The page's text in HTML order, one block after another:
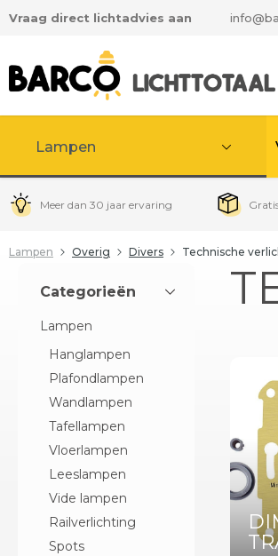
hoofdinhoud
Vraag direct lichtadvies aan
Lampen
Meer dan 30 jaar ervaring
Lampen Overig Divers Technische
Categorieën
Lampen
Hanglampen
Plafondlampen
Wandlampen
Tafellampen
Vloerlampen
Leeslampen
Vide lampen
Railverlichting
Spots